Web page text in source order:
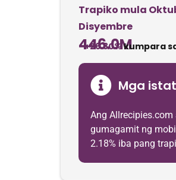
Trapiko mula
Disyembre
446.0M
+26.80%kumpara
Mga
Ang
gumagamit ng
2.18% iba pang